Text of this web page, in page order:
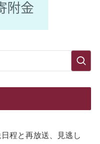
程と再放送、見逃し